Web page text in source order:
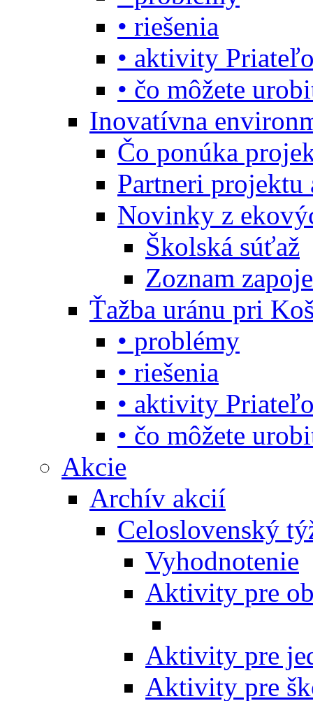
• riešenia
• aktivity
• čo môžete
Inovatívna
Čo ponúka
Partneri projektu
Novinky z
Školská súťaž
Zoznam
Ťažba uránu pri
• problémy
• riešenia
• aktivity
• čo môžete
Akcie
Archív akcií
Celoslovenský
Vyhodnotenie
Aktivity pre
Aktivity pre
Aktivity pre